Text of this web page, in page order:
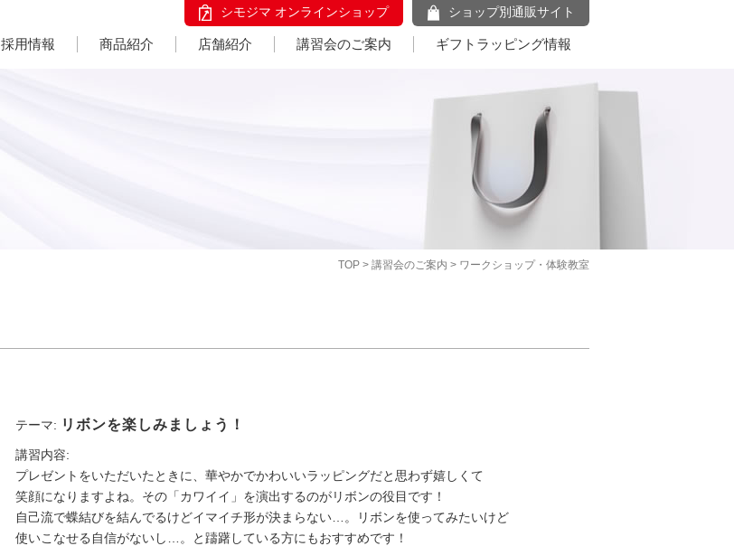
シモジマ オンラインショップ ショップ別通販サイト
採用情報 商品紹介 店舗紹介 講習会のご案内 ギフトラッピング情報
TOP > 講習会のご案内 > ワークショップ・体験教室
テーマ: リボンを楽しみましょう！
講習内容:
プレゼントをいただいたときに、華やかでかわいいラッピングだと思わず嬉しくて
笑顔になりますよね。その「カワイイ」を演出するのがリボンの役目です！
自己流で蝶結びを結んでるけどイマイチ形が決まらない…。リボンを使ってみたいけど
使いこなせる自信がないし…。と躊躇している方にもおすすめです！